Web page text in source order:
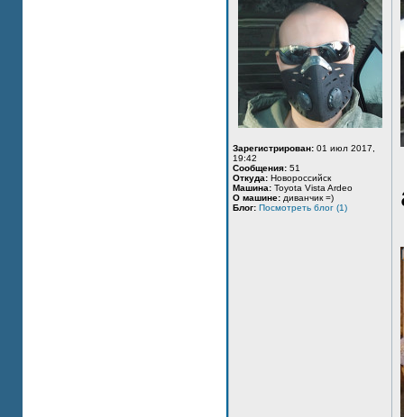
Зарегистрирован: 01 июл 2017,
19:42
Сообщения: 51
Откуда: Новороссийск
Машина: Toyota Vista Ardeo
О машине: диванчик =)
Блог: Посмотреть блог (1)